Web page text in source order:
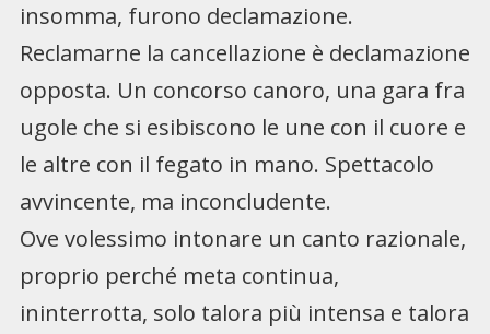
insomma, furono declamazione.
Reclamarne la cancellazione è declamazione
opposta. Un concorso canoro, una gara fra
ugole che si esibiscono le une con il cuore e
le altre con il fegato in mano. Spettacolo
avvincente, ma inconcludente.
Ove volessimo intonare un canto razionale,
proprio perché meta continua,
ininterrotta, solo talora più intensa e talora